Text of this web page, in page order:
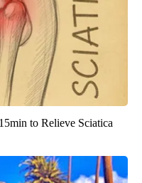
to Relieve Sciatica